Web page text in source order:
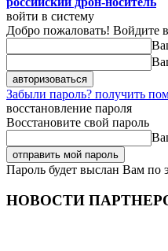
войти в систему
Добро пожаловать! Войдите
Забыли пароль? получить
восстановление пароля
Восстановите свой пароль
Пароль будет выслан Вам по
НОВОСТИ